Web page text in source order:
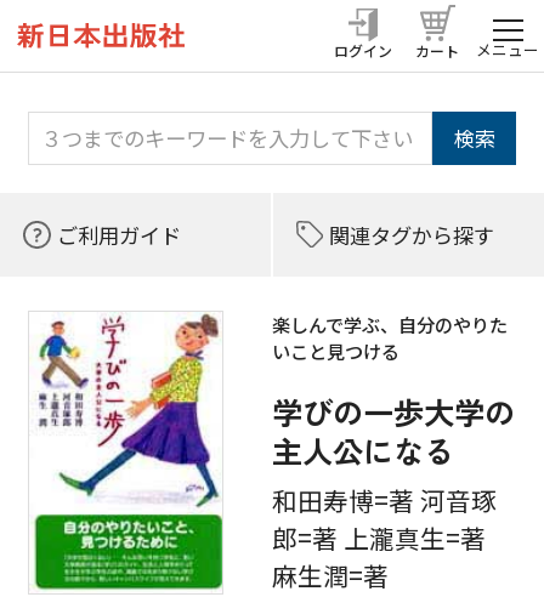
ログイン カート メニュー
ご利用ガイド 関連タグから探す
楽しんで学ぶ、自分のやりた
いこと見つける
学びの一歩大学の
主人公になる
和田寿博=著 河音琢
郎=著 上瀧真生=著
麻生潤=著